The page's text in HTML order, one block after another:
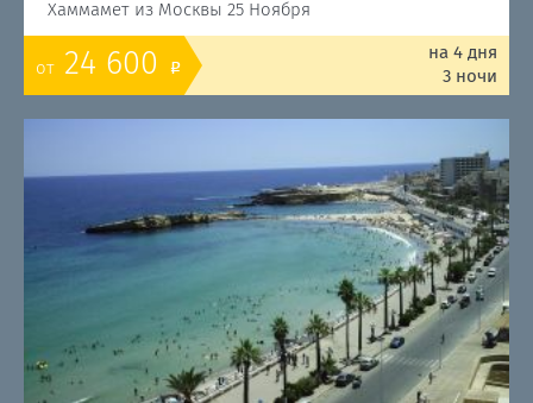
Хаммамет из Москвы 25 Ноября
от 24 600 o
на 4 дня
3 ночи